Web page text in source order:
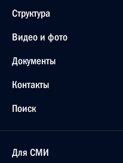
Структура
Видео и фото
Документы
Контакты
Поиск
Для СМИ